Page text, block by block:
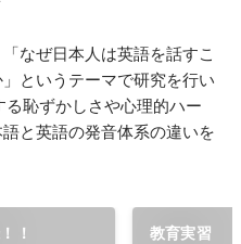
社の福利厚
れ、英語学
力に感じて
加。スタッ
ョン改善だ
なぜ日本人は英語を話すこ
というテーマで研究を行い
る恥ずかしさや心理的ハー
と英語の発音体系の違いを
！ 教育実習